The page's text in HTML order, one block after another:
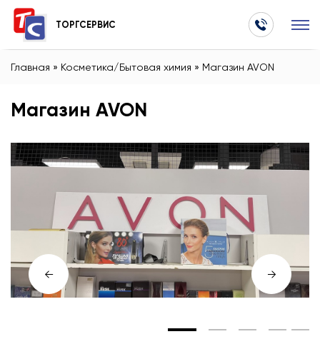
ТОРГСЕРВИС
Главная » Косметика/Бытовая химия » Магазин AVON
← →
Магазин AVON